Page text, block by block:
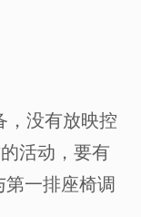
，没有放映控
活动，要有
一排座椅调